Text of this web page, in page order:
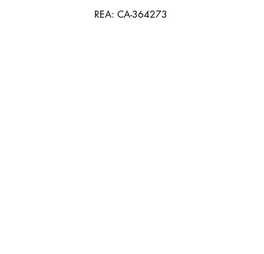
REA: CA-364273